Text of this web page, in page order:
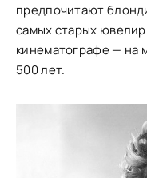
предпочитают
самых старых
кинематографе — на
500 лет.